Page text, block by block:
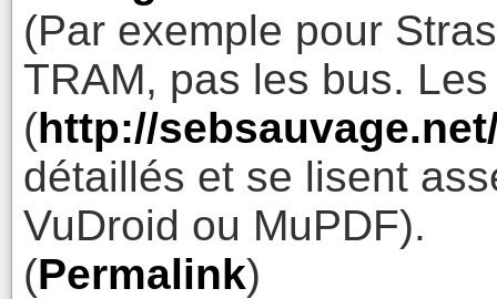
(Par exemple pour
TRAM, pas les bus.
(http://
détaillés et se lisent
VuDroid ou MuPDF).
(Permalink)